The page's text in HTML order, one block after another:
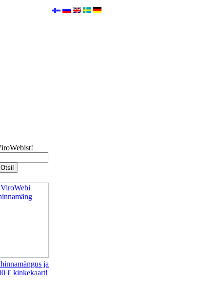
ja
€ kinkekaart!